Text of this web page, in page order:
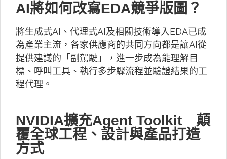
AI將如何改寫EDA競爭版圖？
將生成式AI、代理式AI及相關技術導入EDA已成
為產業主流，各家供應商的共同方向都是讓AI從
提供建議的「副駕駛」，進一步成為能理解目
標、呼叫工具、執行多步驟流程並驗證結果的工
程代理。
NVIDIA擴充Agent Toolkit 顛
覆全球工程、設計與產品打造
方式